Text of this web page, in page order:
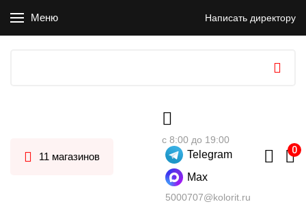
Меню Написать директору
11 магазинов
с 8:00 до 19:00
Telegram
Max
5000707@kolorit.ru